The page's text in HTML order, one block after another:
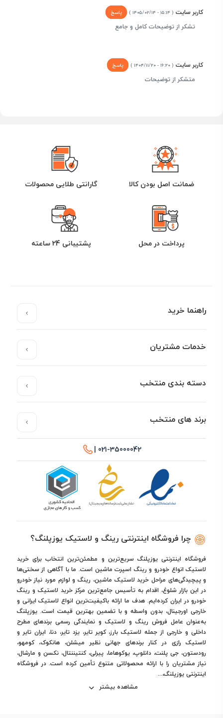
کاربر سایت ( ۱۵:۱۴ - ۱۴۰۵/۰۲/۱۴ ) پاسخ
تشکر از توضیحات کامل و جامع
کاربر سایت ( ۱۶:۲۰ - ۱۴۰۴/۱۱/۲۰ ) پاسخ
متشکر از توضیحات
ضمانت اصل بودن کالا گارانتی طلایی محصولات
پرداخت در محل پشتیبانی 24 ساعته
راهنما خرید
خدمات مشتریان
دسته بندی منتخب
برند های منتخب
021-35000042 |
چرا فروشگاه اینترنتی رینگ و لاستیک یوزپلنگ؟
فروشگاه اینترنتی یوزپلنگ سریع‌ترین و مطمئن‌ترین انتخاب برای خرید
لاستیک انواع خودرو و رینگ اسپرت ماشین است. ما با آگاهی از سختی‌ها
و پیچیدگی‌های مراحل خرید لاستیک ماشین، رینگ و لوازم مورد نیاز خودرو
در این بازار شلوغ، اقدام به تأسیس جامع‌ترین مرکز خرید لاستیک و رینگ
خودرو در ایران کرده‌ایم. هدف ما ارائه باکیفیت‌ترین انواع لاستیک ایرانی و
خارجی اورجینال، بدون واسطه و با تضمین بهترین قیمت است. یوزپلنگ
به‌عنوان عامل فروش رینگ و لاستیک و نمایندگی رسمی برندهای مطرح
داخلی و خارجی از جمله لاستیک بارز، کویر تایر، یزد تایر، دنا، ایران تایر و
لاستیک رازی در کنار برندهای جهانی نظیر میشلن، هانکوک، کومهو،
رودستون، جی پلنت، دانلوپ، یوکوهاما، پیرلی، کنتیننتال، نکسن و مارشال،
نیاز مشتریان را با ارائه محصولاتی متنوع تأمین کرده است. در فروشگاه
اینترنتی یوزپلنگ،...
مشاهده بیشتر